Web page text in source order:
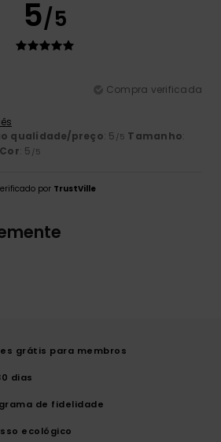
5/5
Compra verificada
qualidade/preço: 5 /5 Tamanho:
Cor: 5 /5
por TrustVille
grátis para membros
dias
de fidelidade
ecológico